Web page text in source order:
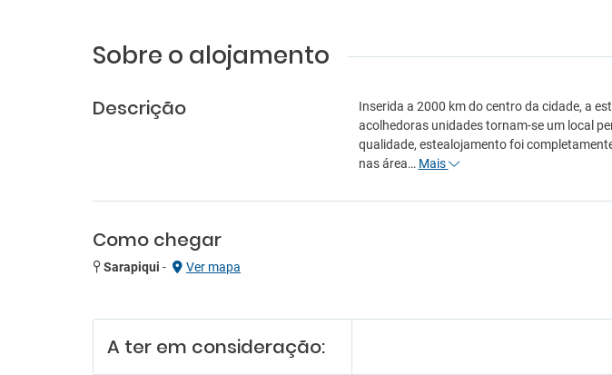
Sobre o alojamento
Descrição
Inserida a 2000 km do centro da cidade, a
acolhedoras unidades tornam-se um local
qualidade, estealojamento foi
nas área… Mais
Como chegar
Sarapiqui - Ver mapa
A ter em consideração: